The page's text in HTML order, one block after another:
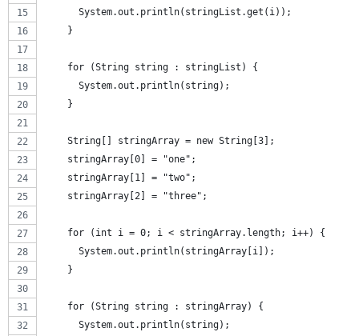
      System.out.println(stringList.get(i));
    }
    for (String string : stringList) {
      System.out.println(string);
    }
    String[] stringArray = new String[3];
    stringArray[0] = "one";
    stringArray[1] = "two";
    stringArray[2] = "three";
    for (int i = 0; i < stringArray.length; i++) {
      System.out.println(stringArray[i]);
    }
    for (String string : stringArray) {
      System.out.println(string);